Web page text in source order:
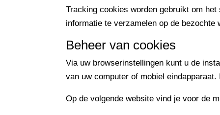
Tracking cookies worden gebruikt om
informatie te verzamelen op de bezochte
Beheer van cookies
Via uw browserinstellingen kunt u de
van uw computer of mobiel
Op de volgende website vind je voor de